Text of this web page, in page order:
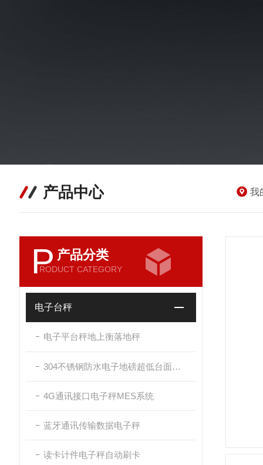
产品中心 我
P 产品分类
RODUCT CATEGORY
电子台秤
电子平台秤地上衡落地秤
304不锈钢防水电子地磅超低台面带斜坡
4G通讯接口电子秤MES系统
蓝牙通讯传输数据电子秤
读卡计件电子秤自动刷卡